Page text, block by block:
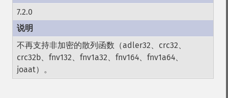
7.2.0
不再支持非加密的散列函数（adler32、crc32、
crc32b、fnv132、fnv1a32、fnv164、fnv1a64、
joaat）。